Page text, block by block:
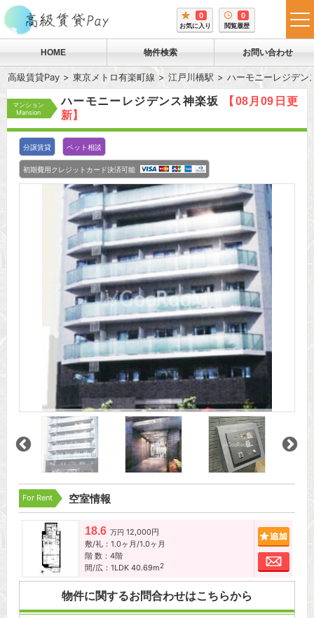
0
お気に入り
0
閲覧履歴
HOME 物件検索 お問い合わせ
高級賃貸Pay 東京メトロ有楽町線 江戸川橋駅 ハーモニーレジデン
マンション
Mansion
ハーモニーレジデンス神楽坂
【08月09日更
新】
分譲賃貸 ペット相談
初期費用クレジットカード決済可能
For Rent 空室情報
18.6 万円 12,000円
敷/礼：1.0ヶ月/1.0ヶ月
階 数：4階
間/広：1LDK 40.69m2
お問
物件に関するお問合わせはこちらから